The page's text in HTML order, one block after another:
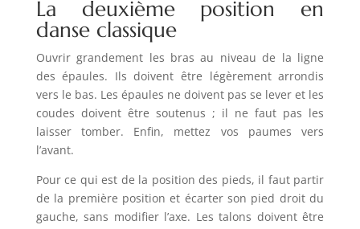
La deuxième position en
danse classique
Ouvrir grandement les bras au niveau de la ligne
des épaules. Ils doivent être légèrement arrondis
vers le bas. Les épaules ne doivent pas se lever et les
coudes doivent être soutenus ; il ne faut pas les
laisser tomber. Enfin, mettez vos paumes vers
l’avant.
Pour ce qui est de la position des pieds, il faut partir
de la première position et écarter son pied droit du
gauche, sans modifier l’axe. Les talons doivent être